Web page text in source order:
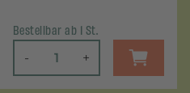
Bestellbar ab 1 St.
- +